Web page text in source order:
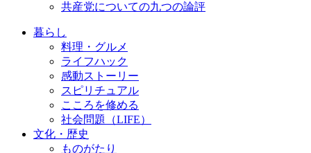
共産党についての九つの論評
暮らし
料理・グルメ
ライフハック
感動ストーリー
スピリチュアル
こころを修める
社会問題（LIFE）
文化・歴史
ものがたり